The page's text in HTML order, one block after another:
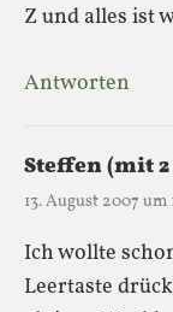
Z und alles ist
Antworten
Steffen (mit
13. August 2007 um
Ich wollte
Leertaste